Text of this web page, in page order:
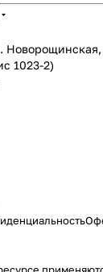
1023-2)